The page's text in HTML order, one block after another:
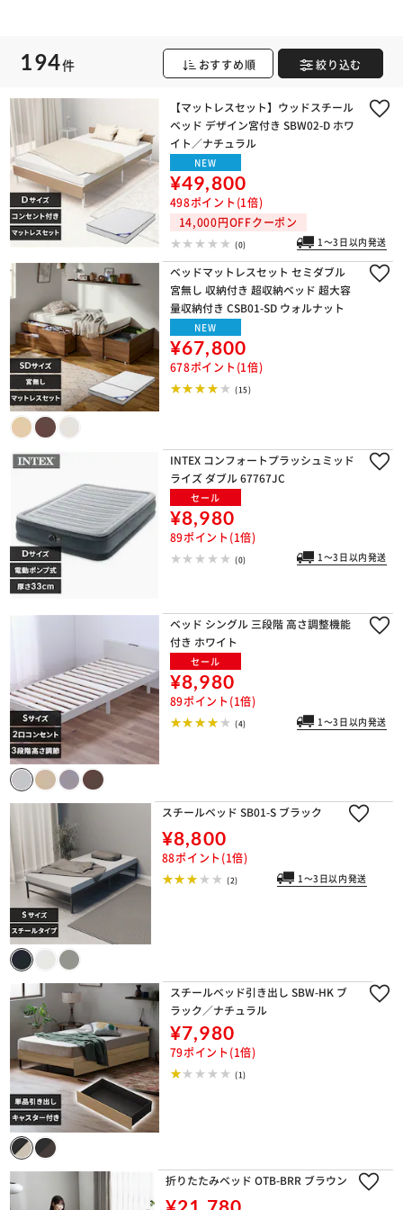
194件 おすすめ順 絞り込む
【マットレスセット】ウッドスチール
ベッド デザイン宮付き SBW02-D ホワ
イト／ナチュラル
NEW
¥49,800
498ポイント(1倍)
14,000円OFFクーポン
(0) 1～3日以内発送
ベッドマットレスセット セミダブル
宮無し 収納付き 超収納ベッド 超大容
量収納付き CSB01-SD ウォルナット
NEW
¥67,800
678ポイント(1倍)
(15)
INTEX コンフォートプラッシュミッド
ライズ ダブル 67767JC
セール
¥8,980
89ポイント(1倍)
(0) 1～3日以内発送
ベッド シングル 三段階 高さ調整機能
付き ホワイト
セール
¥8,980
89ポイント(1倍)
(4) 1～3日以内発送
スチールベッド SB01-S ブラック
¥8,800
88ポイント(1倍)
(2) 1～3日以内発送
スチールベッド引き出し SBW-HK ブ
ラック／ナチュラル
¥7,980
79ポイント(1倍)
(1)
折りたたみベッド OTB-BRR ブラウン